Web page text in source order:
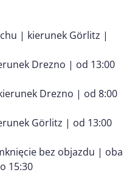
| kierunek Görlitz |
Drezno | od 13:00
Drezno | od 8:00
Görlitz | od 13:00
bez objazdu | oba
15:30